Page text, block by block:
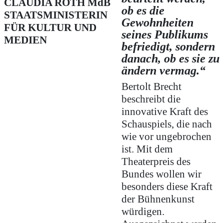
CLAUDIA ROTH MdB
STAATSMINISTERIN
FÜR KULTUR UND
MEDIEN
ob es die
Gewohnheiten
seines Publikums
befriedigt, sondern
danach, ob es sie zu
ändern vermag.“
Bertolt Brecht
beschreibt die
innovative Kraft des
Schauspiels, die nach
wie vor ungebrochen
ist. Mit dem
Theaterpreis des
Bundes wollen wir
besonders diese Kraft
der Bühnenkunst
würdigen.